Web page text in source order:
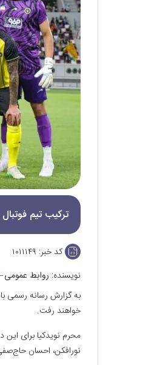
ترکیب تیم
کد خبر: ۱۰۱۱۱۴۹
نویسنده: روابط عمومی
به گزارش رسانه رسمی
خواهند رفت.
محرم نویدکیا برای
نورافکن، احسان